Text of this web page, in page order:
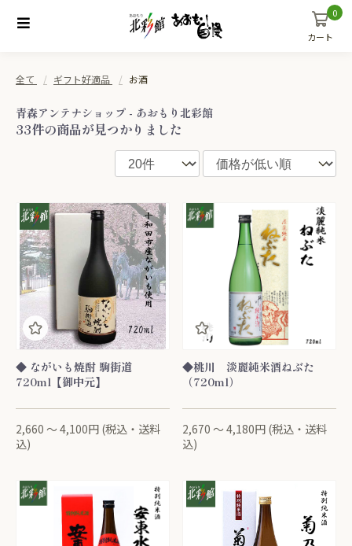
0
カート
全て ギフト好適品 お酒
青森アンテナショップ - あおもり北彩館
33件の商品が見つかりました
◆ ながいも焼酎 駒街道
720ml【御中元】
2,660 ～ 4,100円 (税込・送料
込)
◆桃川 淡麗純米酒ねぶた
（720ml）
2,670 ～ 4,180円 (税込・送料
込)